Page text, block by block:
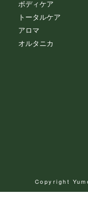
ボディケア
トータルケア
アロマ
オルタニカ
Copyright